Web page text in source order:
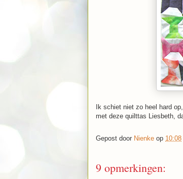
Ik schiet niet zo heel hard
met deze quilttas Liesbeth,
Gepost door Nienke op 10:08
9 opmerkingen: